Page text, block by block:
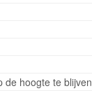
de hoogte te blijven